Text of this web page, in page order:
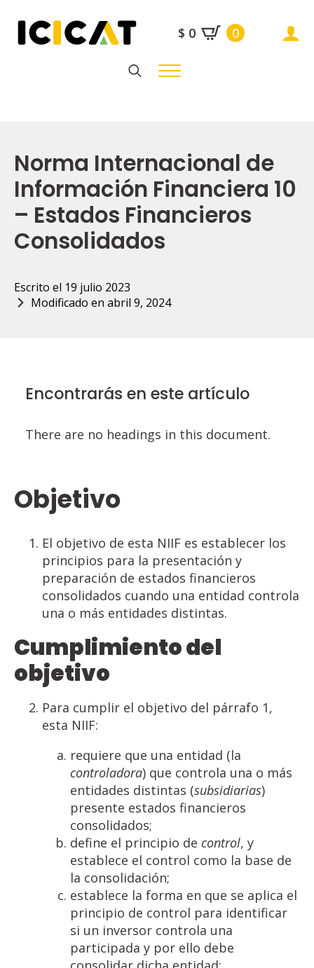
$ 0 0
Norma Internacional de
Información Financiera 10
– Estados Financieros
Consolidados
Escrito el 19 julio 2023
Modificado en abril 9, 2024
Encontrarás en este artículo
There are no headings in this document.
Objetivo
El objetivo de esta NIIF es establecer los
principios para la presentación y
preparación de estados financieros
consolidados cuando una entidad controla
una o más entidades distintas.
Cumplimientodel
objetivo
Para cumplir el objetivo del párrafo 1,
esta NIIF:
requiere que una entidad (la
controladora) que controla una o más
entidades distintas (subsidiarias)
presente estados financieros
consolidados;
define el principio de control, y
establece el control como la base de
la consolidación;
establece la forma en que se aplica el
principio de control para identificar
si un inversor controla una
participada y por ello debe